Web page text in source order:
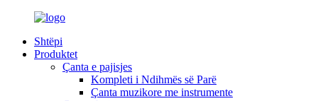
Shtëpi
Produktet
Çanta e pajisjes
Kompleti i Ndihmës së Parë
Çanta muzikore me instrumente